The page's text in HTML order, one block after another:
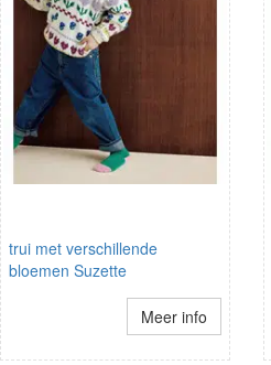
trui met verschillende
bloemen Suzette
Meer info